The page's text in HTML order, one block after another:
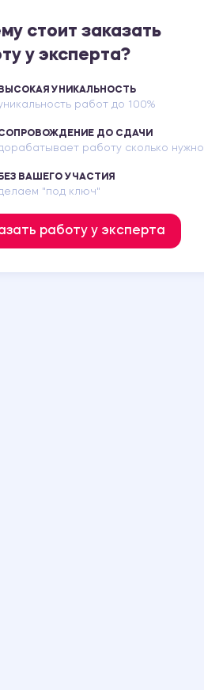
стоит заказать
у эксперта?
ВЫСОКАЯ УНИКАЛЬНОСТЬ
работ до 100%
ДО СДАЧИ
работу сколько нужно
БЕЗ ВАШЕГО УЧАСТИЯ
"под ключ"
работу у эксперта